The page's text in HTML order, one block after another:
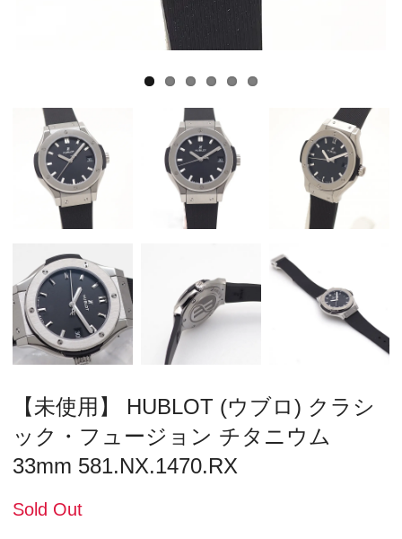
【未使用】 HUBLOT (ウブロ) クラシ
ック・フュージョン チタニウム
33mm 581.NX.1470.RX
Sold Out